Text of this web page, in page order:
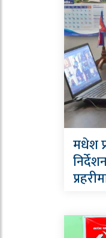
मधेश